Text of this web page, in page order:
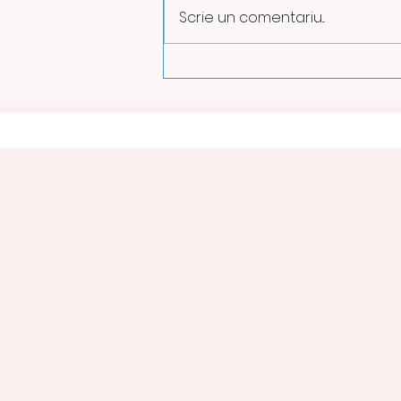
Scrie un comentariu...